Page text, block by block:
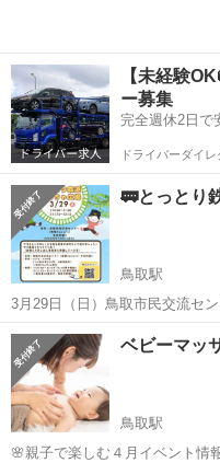
【未経験
ー募集
完全週休2日で
ドライバーダイレ
🚃とっとり
鳥取駅
3月29日（日）鳥取市民交流セ
「プラレール遊び場イベント」を開催します♪
が大好きな3歳の子と下の子（0
連れでも気兼ねなく、のびの...
鳥取 鳥取市 鳥取駅
ベビーマッ
鳥取駅
🌸親子で楽しむ４月イベント情報です🌸 鳥取砂丘の近